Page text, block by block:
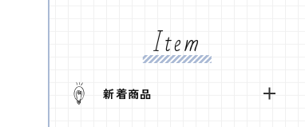
Item
新着商品